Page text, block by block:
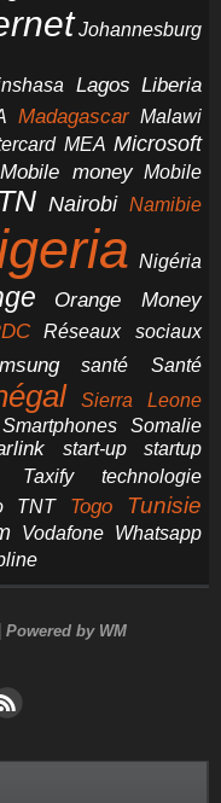
Johannesburg
Lagos Liberia
Madagascar Malawi
MEA Microsoft
Mobile money Mobile
Nairobi Namibie
Nigéria
Orange Money
Réseaux sociaux
santé Santé
Sierra Leone
Smartphones
Somalie
start-up startup
Taxify
technologie
TNT Togo Tunisie
Vodafone Whatsapp
Powered by WM